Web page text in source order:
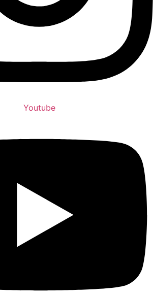
Youtube